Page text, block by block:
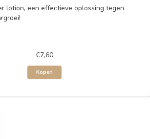
lotion, een effectieve oplossing tegen
€7,60
Kopen